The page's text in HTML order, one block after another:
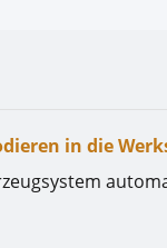
in die